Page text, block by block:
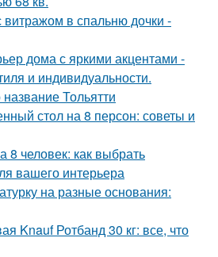
витражом в спальню дочки -
дома с яркими акцентами -
и индивидуальности.
Тольятти
стол на 8 персон: советы и
8 человек: как выбрать
вашего интерьера
на разные основания:
Knauf Ротбанд 30 кг: все, что